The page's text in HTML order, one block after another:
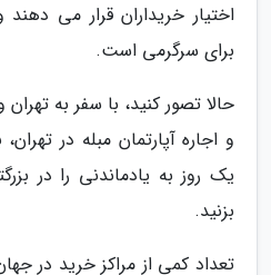
اختیار خریداران قرار می
برای سرگرمی است.
حالا تصور کنید، با سفر به تهران
و اجاره آپارتمان مبله در
یک روز به یادماندنی را در
بزنید.
تعداد کمی از مراکز خرید در